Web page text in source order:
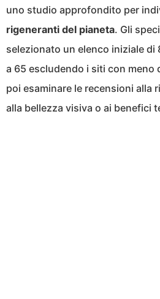
uno studio approfondito per
rigeneranti del pianeta. Gli
selezionato un elenco iniziale
a 65 escludendo i siti con meno
poi esaminare le recensioni alla
alla bellezza visiva o ai benefici